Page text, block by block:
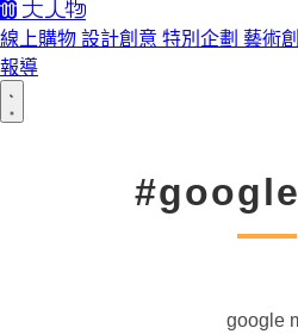
線上購物 設計創意 特別企劃 藝術
報導
google